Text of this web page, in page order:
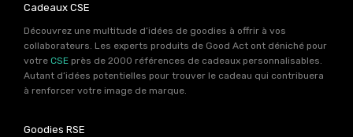
Cadeaux CSE
Découvrez une multitude d’idées de goodies à offrir à vos
collaborateurs. Les experts produits de Good Act ont déniché pour
votre CSE près de 2000 références de cadeaux personnalisables.
Autant d’idées potentielles pour trouver le cadeau qui contribuera
à renforcer votre image de marque.
Goodies RSE